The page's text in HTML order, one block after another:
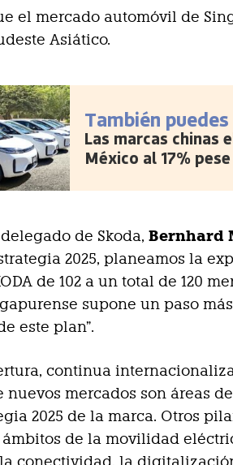
el mercado automóvil de
Asiático.
También
Las marcas chinas
México al 17%
de Skoda,Bernhard
2025, planeamos la
de 102 a un total de 120
supone un paso
este plan”.
continua
nuevos mercados son áreas
2025 de la marca. Otros
de la movilidad
conectividad, la